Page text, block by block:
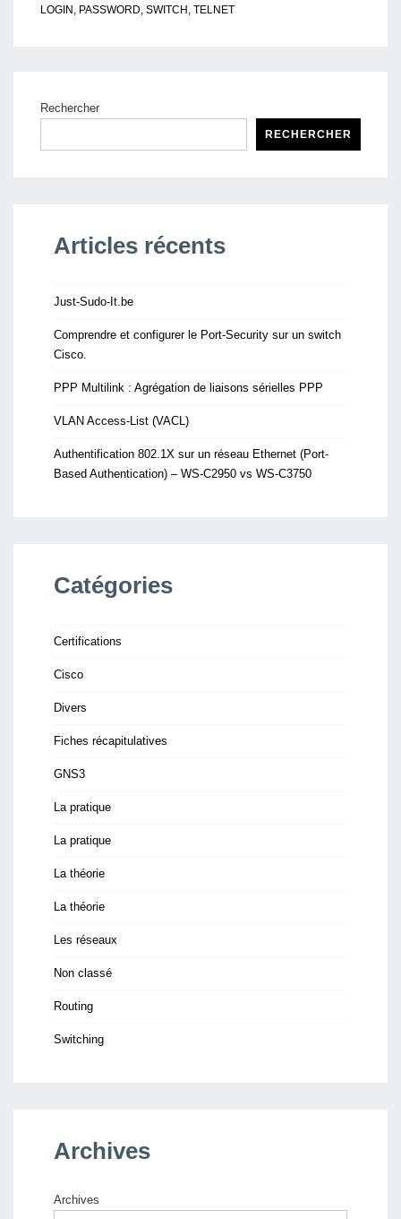
LOGIN , PASSWORD, SWITCH , TELNET
Rechercher
RECHERCHER
Articles récents
Just-Sudo-It.be
Comprendre et configurer le Port-Security sur un switch
Cisco.
PPP Multilink : Agrégation de liaisons sérielles PPP
VLAN Access-List (VACL)
Authentification 802.1X sur un réseau Ethernet (Port-
Based Authentication) – WS-C2950 vs WS-C3750
Catégories
Certifications
Cisco
Divers
Fiches récapitulatives
GNS3
La pratique
La pratique
La théorie
La théorie
Les réseaux
Non classé
Routing
Switching
Archives
Archives